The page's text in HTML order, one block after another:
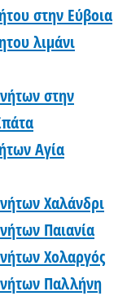
στην Εύβοια
λιμάνι
στην
Αγία
Χαλάνδρι
Παιανία
Χολαργός
Παλλήνη